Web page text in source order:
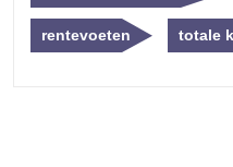
rentevoeten totale